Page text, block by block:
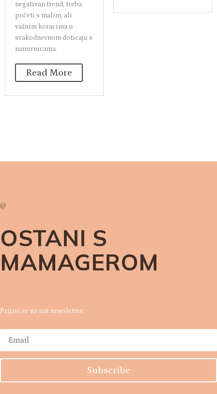
negativan trend, treba
početi s malim, ali
važnim koracima u
svakodnevnom doticaju s
namirnicama.
Read More
@
OSTANI S
MAMAGEROM
Prijavi se na naš newsletter.
Subscribe